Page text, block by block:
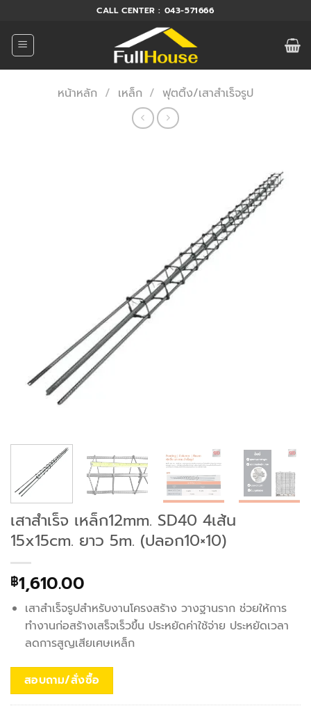
ยัง
เนื้อหา
CALL CENTER : 043-571666
หน้าหลัก / เหล็ก / ฟุตติ้ง/เสาสำเร็จรูป
เสาสำเร็จ เหล็ก12mm. SD40 4เส้น
15x15cm. ยาว 5m. (ปลอก10×10)
฿1,610.00
เสาสำเร็จรูปสำหรับงานโครงสร้าง วางฐานราก ช่วยให้การ
ทำงานก่อสร้างเสร็จเร็วขึ้น ประหยัดค่าใช้จ่าย ประหยัดเวลา
ลดการสูญเสียเศษเหล็ก
สอบถาม/สั่งซื้อ